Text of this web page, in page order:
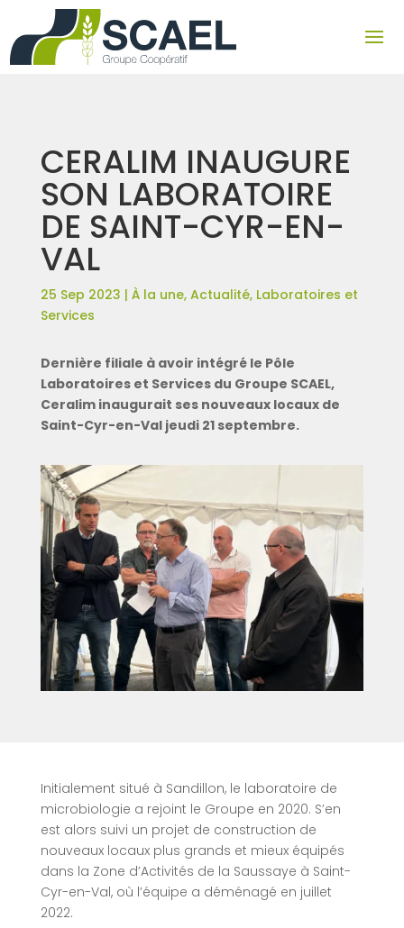
CERALIM INAUGURE
SON LABORATOIRE
DE SAINT-CYR-EN-
VAL
25 Sep 2023 | À la une, Actualité, Laboratoires et
Services
Dernière filiale à avoir intégré le Pôle
Laboratoires et Services du Groupe SCAEL,
Ceralim inaugurait ses nouveaux locaux de
Saint-Cyr-en-Val jeudi 21 septembre.
Initialement situé à Sandillon, le laboratoire de
microbiologie a rejoint le Groupe en 2020. S’en
est alors suivi un projet de construction de
nouveaux locaux plus grands et mieux équipés
dans la Zone d’Activités de la Saussaye à Saint-
Cyr-en-Val, où l’équipe a déménagé en juillet
2022.